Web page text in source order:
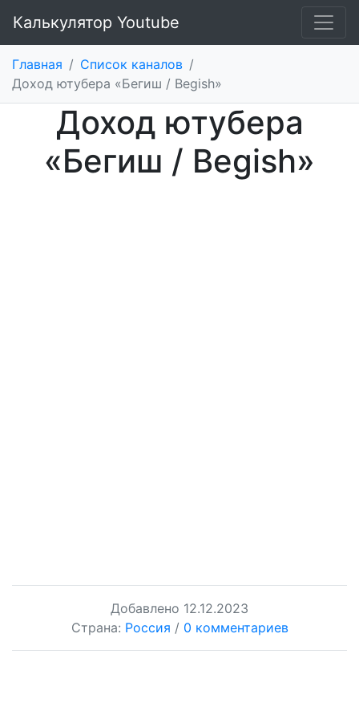
Калькулятор Youtube
Главная / Список каналов /
Доход ютубера «Бегиш / Begish»
Доход ютубера
«Бегиш / Begish»
Добавлено 12.12.2023
Страна: Россия / 0 комментариев